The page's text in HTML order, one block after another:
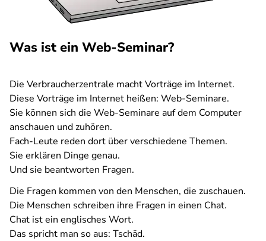
Was ist ein Web-Seminar?
Die Verbraucherzentrale macht Vorträge im Internet.
Diese Vorträge im Internet heißen: Web-Seminare.
Sie können sich die Web-Seminare auf dem Computer
anschauen und zuhören.
Fach-Leute reden dort über verschiedene Themen.
Sie erklären Dinge genau.
Und sie beantworten Fragen.
Die Fragen kommen von den Menschen, die zuschauen.
Die Menschen schreiben ihre Fragen in einen Chat.
Chat ist ein englisches Wort.
Das spricht man so aus: Tschäd.